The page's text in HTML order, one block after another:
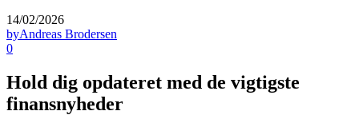
14/02/2026
byAndreas Brodersen
0
Hold dig opdateret med de vigtigste
finansnyheder